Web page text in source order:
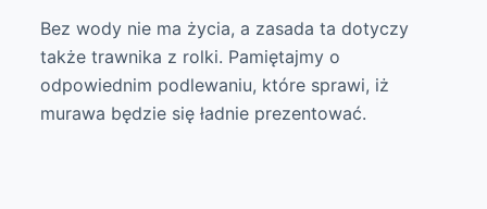
Bez wody nie ma życia, a zasada ta dotyczy
także trawnika z rolki. Pamiętajmy o
odpowiednim podlewaniu, które sprawi, iż
murawa będzie się ładnie prezentować.